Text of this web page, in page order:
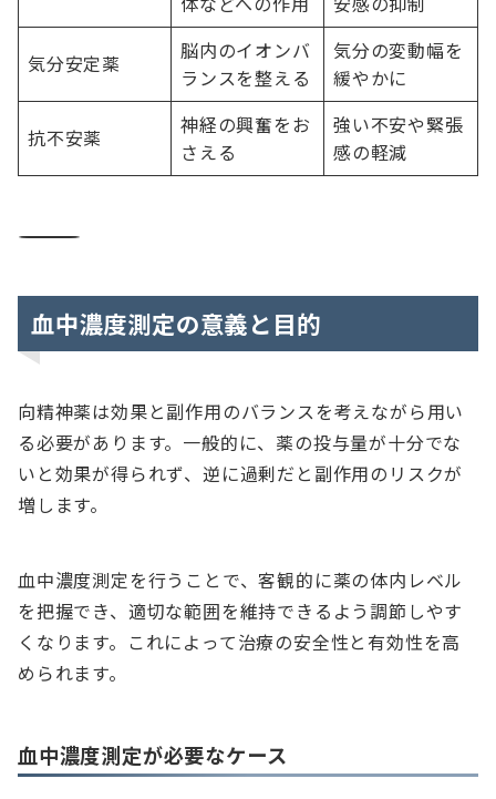
気分安定薬
脳内のイオンバ
ランスを整える
気分の変動幅を
緩やかに
抗不安薬
神経の興奮をお
さえる
強い不安や緊張
感の軽減
――――――――――――――――――――――――――――――――――――――
血中濃度測定の意義と目的
向精神薬は効果と副作用のバランスを考えながら用い
る必要があります。一般的に、薬の投与量が十分でな
いと効果が得られず、逆に過剰だと副作用のリスクが
増します。
血中濃度測定を行うことで、客観的に薬の体内レベル
を把握でき、適切な範囲を維持できるよう調節しやす
くなります。これによって治療の安全性と有効性を高
められます。
血中濃度測定が必要なケース